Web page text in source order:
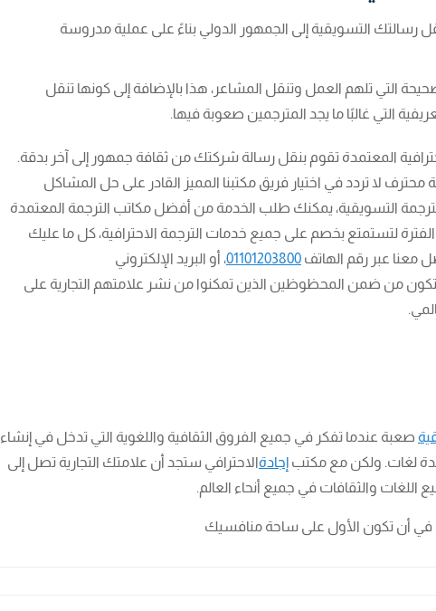
رسالتك التسويقية إلى الجمهور الدولي بناءً على عملية مدروسة
التي تلهم العمل وتنقل المشاعر، هذا بالإضافة إلى كونها تنقل
التي غالبًا ما يجد المترجمين صعوبة فيها.
المعتمدة تقوم بنقل رسالة شركتك من ثقافة جمهور إلى آخر بدقة.
لا تردد في اختيار فريق مكتبنا المميز القادر على حل المشاكل
التسويقية، يمكنك طلب الخدمة من أفضل مكاتب الترجمة المعتمدة
لتستمتع بخصم على جميع خدمات الترجمة الاحترافية، كل ما عليك
معنا عبر رقم الهاتف 01101203800، أو البريد الإلكتروني
من ضمن المحظوظين الذين تمكنوا من نشر علامتهم التجارية على
صعبة عندما تفكر في جميع الفروق الثقافية واللغوية التي تدخل في إنشاء
لغات. ولكن مع مكتب إجادةالاحترافي ستجد أن علامتك التجارية تصل إلى
والثقافات في جميع أنحاء العالم.
في أن تكون الأول على ساحة منافسيك